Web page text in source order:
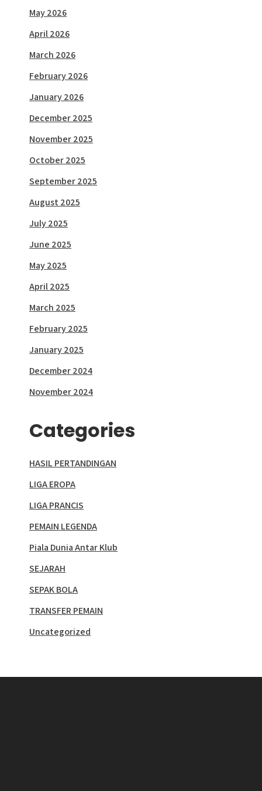
May 2026
April 2026
March 2026
February 2026
January 2026
December 2025
November 2025
October 2025
September 2025
August 2025
July 2025
June 2025
May 2025
April 2025
March 2025
February 2025
January 2025
December 2024
November 2024
Categories
HASIL PERTANDINGAN
LIGA EROPA
LIGA PRANCIS
PEMAIN LEGENDA
Piala Dunia Antar Klub
SEJARAH
SEPAK BOLA
TRANSFER PEMAIN
Uncategorized